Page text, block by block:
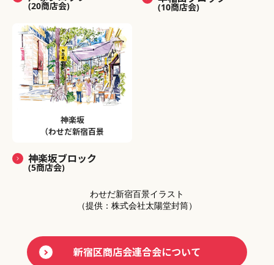
(20商店会) (10商店会)
神楽坂
（わせだ新宿百景
神楽坂ブロック
(5商店会)
わせだ新宿百景イラスト
（提供：株式会社太陽堂封筒）
新宿区商店会連合会について